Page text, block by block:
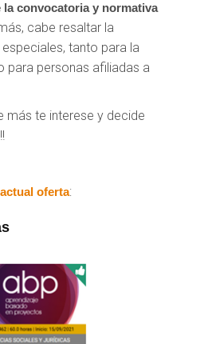
la convocatoria y normativa
cabe resaltar la
tanto para la
para personas afiliadas a
más te interese y decide
actual oferta: